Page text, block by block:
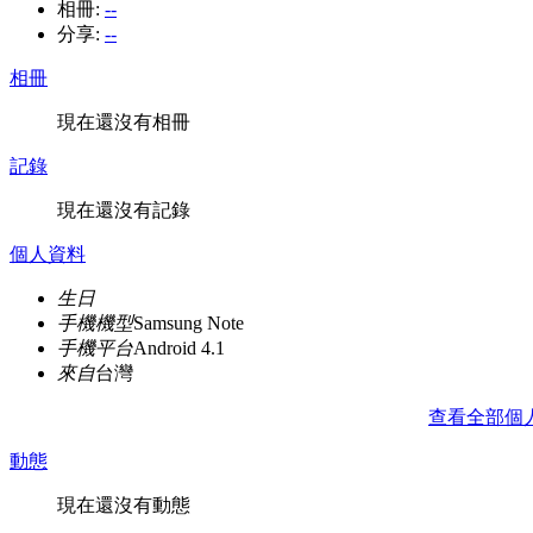
相冊: --
分享: --
相冊
現在還沒有相冊
記錄
現在還沒有記錄
個人資料
生日
手機機型Samsung Note
手機平台Android 4.1
來自台灣
查看全部個
動態
現在還沒有動態